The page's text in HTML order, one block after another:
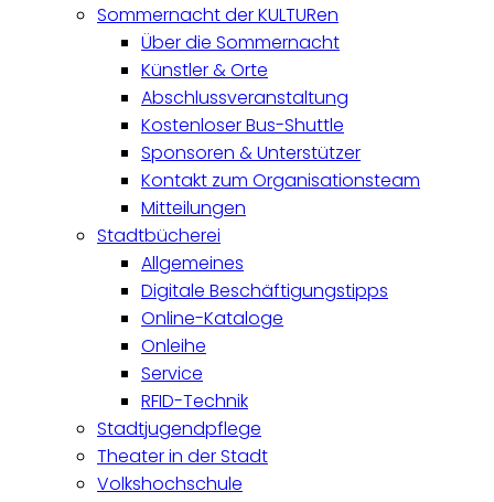
Sommernacht der KULTURen
Über die Sommernacht
Künstler & Orte
Abschlussveranstaltung
Kostenloser Bus-Shuttle
Sponsoren & Unterstützer
Kontakt zum Organisationsteam
Mitteilungen
Stadtbücherei
Allgemeines
Digitale Beschäftigungstipps
Online-Kataloge
Onleihe
Service
RFID-Technik
Stadtjugendpflege
Theater in der Stadt
Volkshochschule